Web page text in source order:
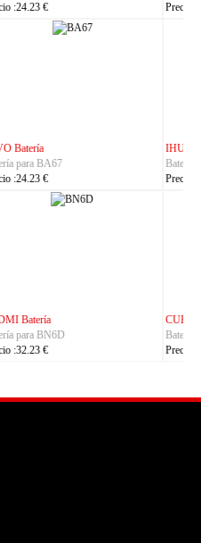
Precio :37.23 €
HUACE Batería
Batería para LT60
Precio :42.23 €
PHILIPS Batería
Batería para S7105
Precio :24.23 €